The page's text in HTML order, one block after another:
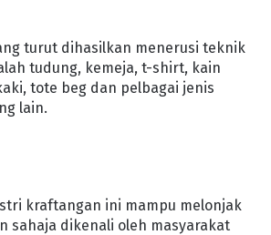
turut dihasilkan menerusi teknik
tudung, kemeja, t-shirt, kain
tote beg dan pelbagai jenis
lain.
kraftangan ini mampu melonjak
sahaja dikenali oleh masyarakat